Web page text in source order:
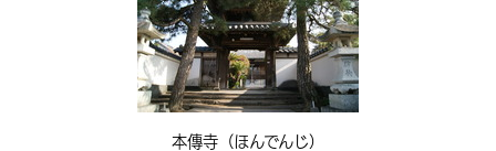
本傳寺（ほんでんじ）